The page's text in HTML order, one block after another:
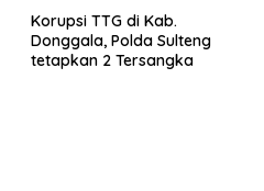
Korupsi TTG di Kab.
Donggala, Polda Sulteng
tetapkan 2 Tersangka